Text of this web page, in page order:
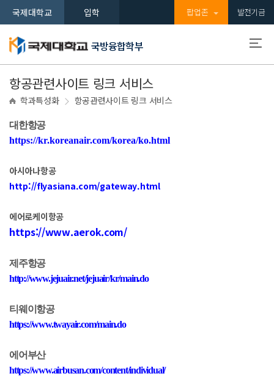
국제대학교 입학 팝업존 발전기금
국방융합학부
학과특성화 항공관련사이트 링크 서비스
항공관련사이트 링크 서비스
대한항공
https://kr.koreanair.com/korea/ko.html
아시아나항공
http://flyasiana.com/gateway.html
에어로케이항공
https://www.aerok.com/
제주항공
http://www.jejuair.net/jejuair/kr/main.do
티웨이항공
https://www.twayair.com/main.do
에어부산
https://www.airbusan.com/content/individual/